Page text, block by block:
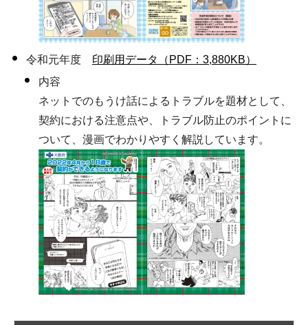
令和元年度 印刷用データ（PDF：3,880KB）
内容
ネットでのもうけ話によるトラブルを題材として、
契約における注意点や、トラブル防止のポイントに
ついて、漫画でわかりやすく解説しています。